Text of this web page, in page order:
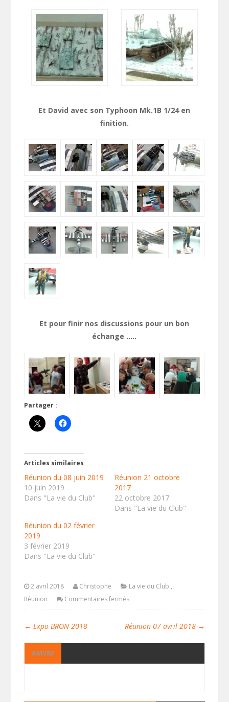
Et David avec son Typhoon Mk.1B 1/24 en
finition.
Et pour finir nos discussions pour un bon
échange …..
Partager :
Articles similaires
Réunion du 08 juin 2019
10 juin 2019
Dans "La vie du Club"
Réunion 21 octobre
2017
22 octobre 2017
Dans "La vie du Club"
Réunion du 02 février
2019
3 février 2019
Dans "La vie du Club"
2 avril 2018 Christophe La vie du Club ,
Réunion
Commentaires fermés
← Expo BRON 2018 Réunion 07 avril 2018 →
AMV83